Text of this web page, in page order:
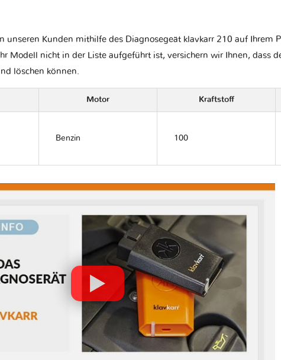
Kunden mithilfe des Diagnosegeät klavkarr 210 auf Ihrem
Modell nicht in der Liste aufgeführt ist, versichern wir Ihnen, dass
löschen können.
Motor Kraftstoff
Benzin 100